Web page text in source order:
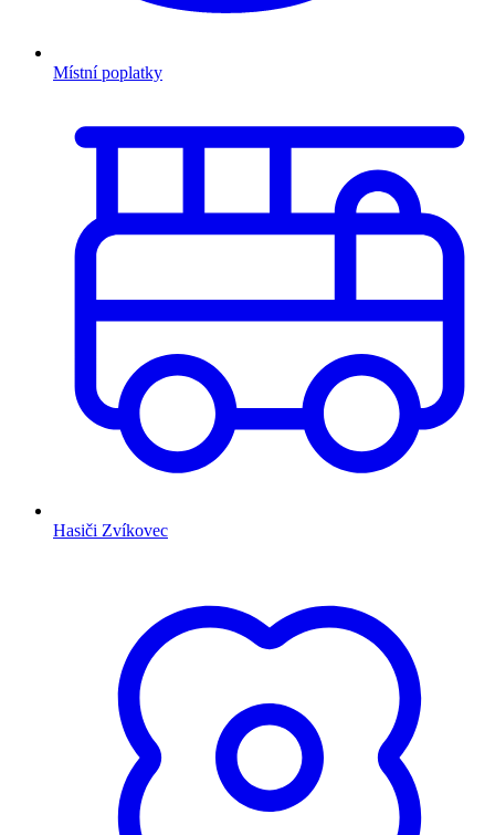
Místní poplatky
Hasiči Zvíkovec